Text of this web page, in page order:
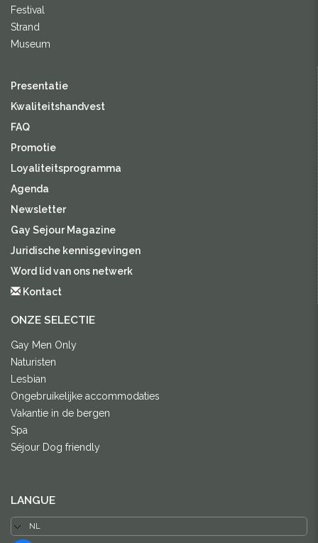
Festival
Strand
Museum
Presentatie
Kwaliteitshandvest
FAQ
Promotie
Loyaliteitsprogramma
Agenda
Newsletter
Gay Sejour Magazine
Juridische kennisgevingen
Word lid van ons netwerk
Kontact
ONZE SELECTIE
Gay Men Only
Naturisten
Lesbian
Ongebruikelijke accommodaties
Vakantie in de bergen
Spa
Séjour Dog friendly
LANGUE